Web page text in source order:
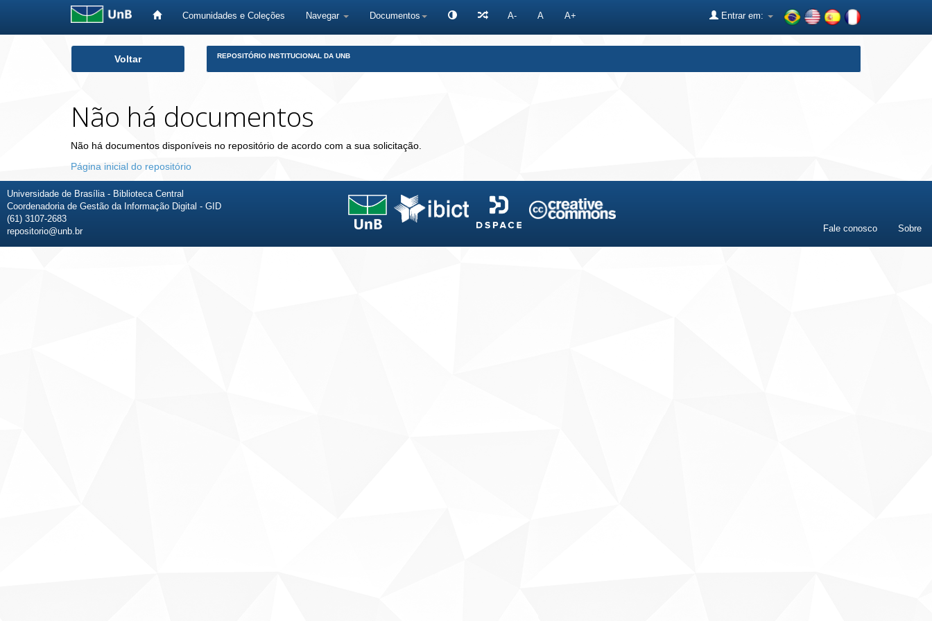
Comunidades e Coleções Navegar Documentos A- A A+ Entrar em:
Voltar REPOSITÓRIO INSTITUCIONAL DA UNB
Não há documentos
Não há documentos disponíveis no repositório de acordo com a sua solicitação.
Página inicial do repositório
Universidade de Brasília - Biblioteca Central
Coordenadoria de Gestão da Informação Digital - GID
(61) 3107-2683
repositorio@unb.br
Fale conosco Sobre